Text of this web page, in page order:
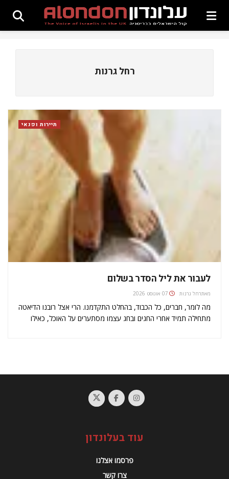
רחל גרנות
תיירות ופנאי
לעבור את ליל הסדר בשלום
מאתרחל גרנות 07 אוגוסט 2026
מה לומר, חברים, כל הכבוד, בהחלט התקדמנו. הרי אצל רובנו הדיאטה
מתחילה תמיד אחרי החגים ובחג עצמו מסתערים על האוכל, כאילו
עוד בעלונדון
פרסמו אצלנו
צרו קשר